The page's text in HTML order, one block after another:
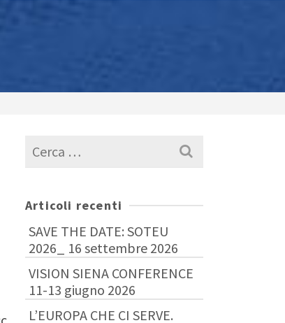
Cerca
per:
Articoli recenti
SAVE THE DATE: SOTEU
2026_ 16 settembre 2026
VISION SIENA CONFERENCE
11-13 giugno 2026
L’EUROPA CHE CI SERVE.